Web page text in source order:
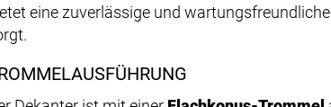
eine zuverlässige und